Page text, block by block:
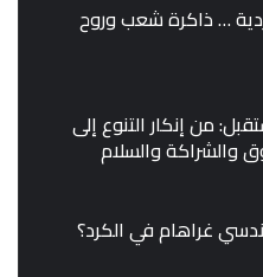
… ذاكرة شعب وروح
من إنكار التنوع إلى
والشراكة والسلام
غراهام في الكرد؟